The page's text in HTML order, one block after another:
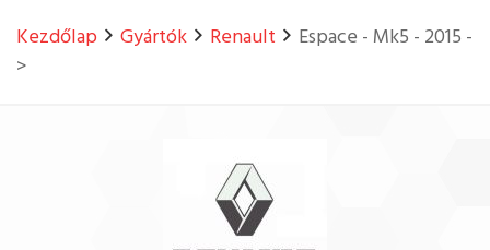
Kezdőlap Gyártók Renault
Espace - Mk5 - 2015 -
>